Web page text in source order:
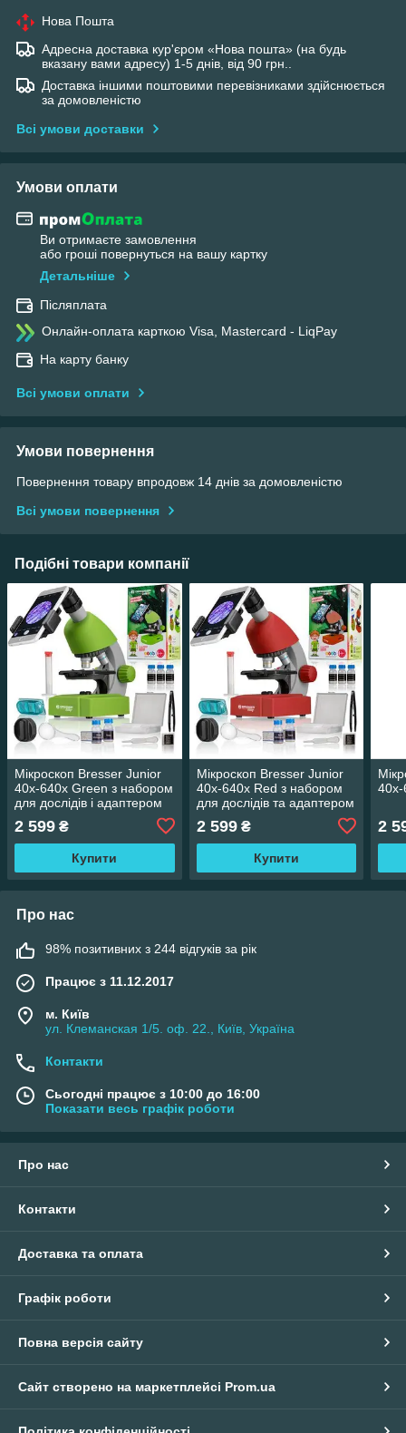
Нова Пошта
Адресна доставка кур'єром «Нова пошта» (на будь
вказану вами адресу) 1-5 днів, від 90 грн..
Доставка іншими поштовими перевізниками здійснюється
за домовленістю
Всі умови доставки
Умови оплати
Ви отримаєте замовлення
або гроші повернуться на вашу картку
Детальніше
Післяплата
Онлайн-оплата карткою Visa, Mastercard - LiqPay
На карту банку
Всі умови оплати
Умови повернення
Повернення товару впродовж 14 днів за домовленістю
Всі умови повернення
Подібні товари компанії
Мікроскоп Bresser Junior
40x-640x Green з набором
для дослідів і адаптером
2 599 ₴
Купити
Мікроскоп Bresser Junior
40x-640x Red з набором
для дослідів та адаптером
2 599₴
Купити
40x-
2
Про нас
98% позитивних з 244 відгуків за рік
Працює з 11.12.2017
м. Київ
ул. Клеманская 1/5. оф. 22., Київ, Україна
Контакти
Сьогодні працює з 10:00 до 16:00
Показати весь графік роботи
Про нас
Контакти
Доставка та оплата
Графік роботи
Повна версія сайту
Сайт створено на маркетплейсі Prom.ua